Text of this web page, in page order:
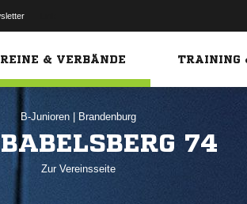
& VERBÄNDE TRAINING
B-Junioren Brandenburg
74
Zur Vereinsseite